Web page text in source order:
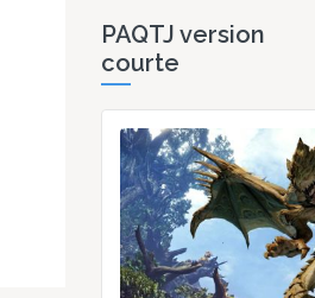
PAQTJ version
courte